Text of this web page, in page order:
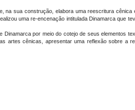
na sua construção, elabora uma reescritura
uma re-encenação intitulada Dinamarca que
por meio do cotejo de seus elementos
artes cênicas, apresentar uma reflexão sobre a